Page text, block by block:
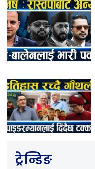
ट्रेन्डिङ